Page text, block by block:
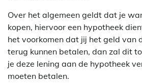
Over het algemeen geldt dat je
kopen, hiervoor een hypotheek
het voorkomen dat jij het geld van
terug kunnen betalen, dan zal dit
je deze lening aan de hypotheek
moeten betalen.